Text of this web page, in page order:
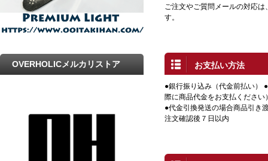
ご注文やご質問メールの対応
す。
お支払い方法
●銀行振り込み（代金前払い）
際に商品代金をお支払ください
●代金引換発送の場合商品引き
注文確認後７日以内
OVERHOLICメルカリストア